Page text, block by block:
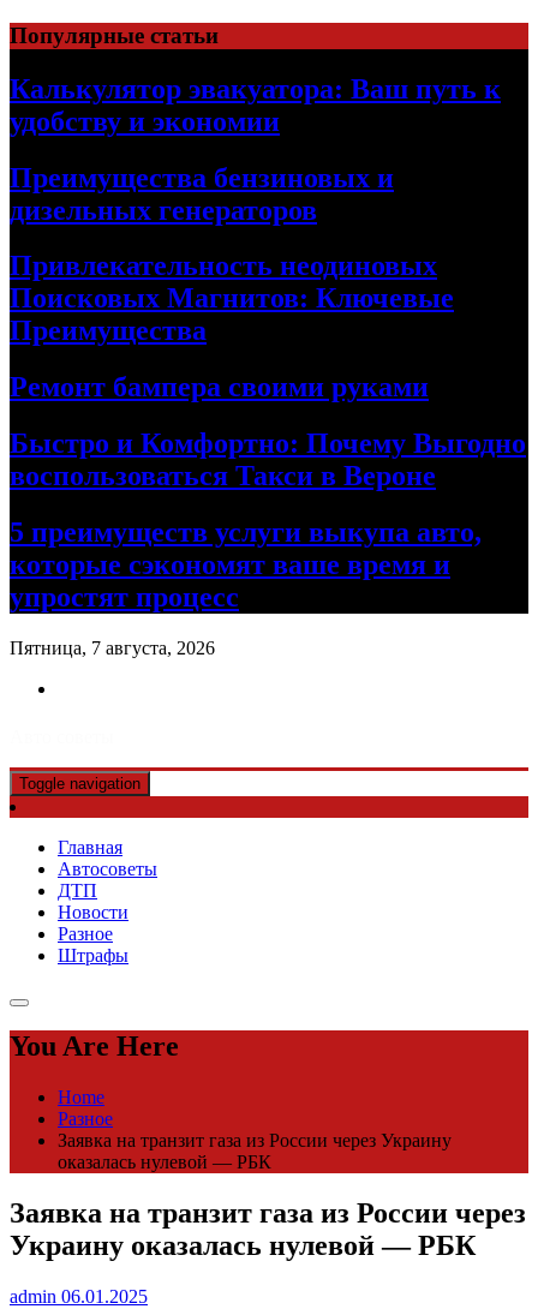
Skip
to
content
Популярные статьи
Калькулятор эвакуатора: Ваш путь к
удобству и экономии
Преимущества бензиновых и
дизельных генераторов
Привлекательность неодиновых
Поисковых Магнитов: Ключевые
Преимущества
Ремонт бампера своими руками
Быстро и Комфортно: Почему Выгодно
воспользоваться Такси в Вероне
5 преимуществ услуги выкупа авто,
которые сэкономят ваше время и
упростят процесс
Пятница, 7 августа, 2026
Toggle navigation
Главная
Автосоветы
ДТП
Новости
Разное
Штрафы
You Are Here
Home
Разное
Заявка на транзит газа из России через Украину
оказалась нулевой — РБК
Заявка на транзит газа из России через
Украину оказалась нулевой — РБК
admin 06.01.2025